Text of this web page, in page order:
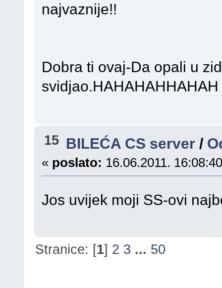
najvaznije!!
Dobra ti ovaj-Da opali u
svidjao.HAHAHAHHAHAH
15 BILEĆA CS server /
« poslato: 16.06.2011.
Jos uvijek moji SS-ovi
Stranice: [1] 2 3 ... 50